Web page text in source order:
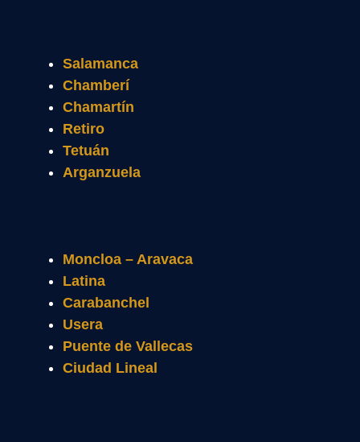
Salamanca
Chamberí
Chamartín
Retiro
Tetuán
Arganzuela
Moncloa – Aravaca
Latina
Carabanchel
Usera
Puente de Vallecas
Ciudad Lineal